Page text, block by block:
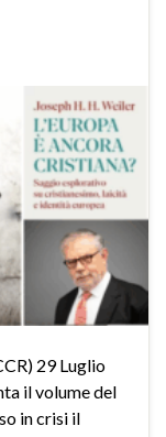
29 Luglio
il volume del
in crisi il